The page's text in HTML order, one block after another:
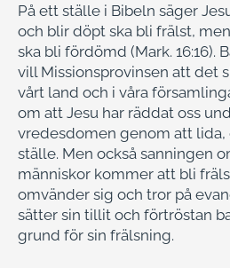
På ett ställe i Bibeln säger
och blir döpt ska bli frälst,
ska bli fördömd (Mark. 16:16).
vill Missionsprovinsen att det
vårt land och i våra
om att Jesu har räddat oss
vredesdomen genom att lida,
ställe. Men också sanningen
människor kommer att bli
omvänder sig och tror på
sätter sin tillit och förtröstan
grund för sin frälsning.